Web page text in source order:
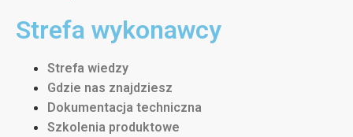
Strefa wykonawcy
Strefa wiedzy
Gdzie nas znajdziesz
Dokumentacja techniczna
Szkolenia produktowe